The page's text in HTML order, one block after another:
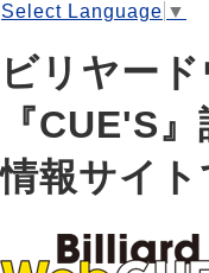
Select Language ▼
ビリヤー
『CUE'S
情報サイト